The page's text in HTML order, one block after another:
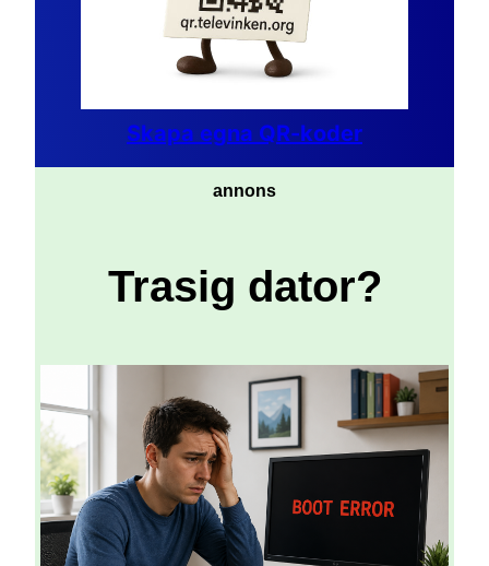
Skapa egna QR-koder
annons
Trasig dator?